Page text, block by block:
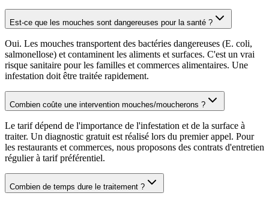
Est-ce que les mouches sont dangereuses pour la santé ?
Oui. Les mouches transportent des bactéries dangereuses (E. coli,
salmonellose) et contaminent les aliments et surfaces. C'est un vrai
risque sanitaire pour les familles et commerces alimentaires. Une
infestation doit être traitée rapidement.
Combien coûte une intervention mouches/moucherons ?
Le tarif dépend de l'importance de l'infestation et de la surface à
traiter. Un diagnostic gratuit est réalisé lors du premier appel. Pour
les restaurants et commerces, nous proposons des contrats d'entretien
régulier à tarif préférentiel.
Combien de temps dure le traitement ?